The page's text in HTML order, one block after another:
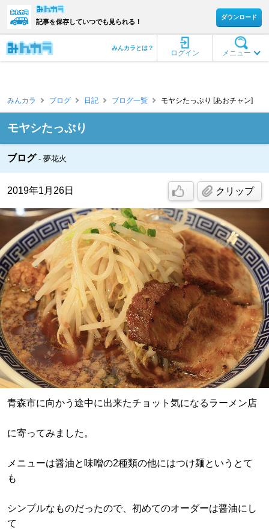
記事を保存していつでも見られる！
ダウンロード
メニュー
ログイン
みんカラとは？
みんカラ ブログ 日記 ブログ一覧 モヤシたっぷり [あおチャン]
モヤシたっぷり
ブログ 夢花火
2019年1月26日 クリップ
青森市に向かう途中に出来たチョット気になるラーメン店
に寄ってみました。
メニューは醤油と味噌の2種類の他にはつけ麺というとて
も
シンプルなものだったので、初めてのオーダーは醤油にし
て